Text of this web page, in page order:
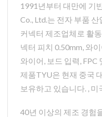
1991년부터 대만에 기
Co., Ltd.는 전자 부품
커넥터 제조업체로 활
넥터 피치 0.50mm, 와
와이어, 보드 입력, FPC
제품TYU은 현재 중국
보유하고 있습니다. , 미
40년 이상의 제조 경험